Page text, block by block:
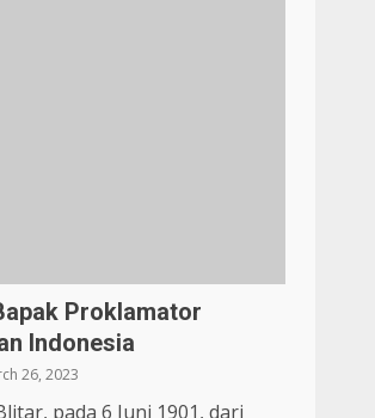
Proklamator
Indonesia
26, 2023
pada 6 Juni 1901, dari